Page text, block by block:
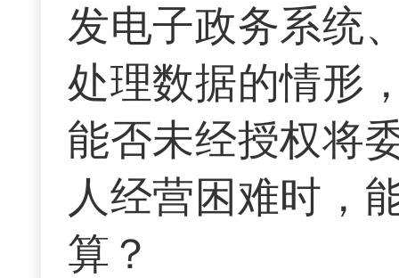
发电子政务系统
处理数据的情形
能否未经授权将
人经营困难时，
算？